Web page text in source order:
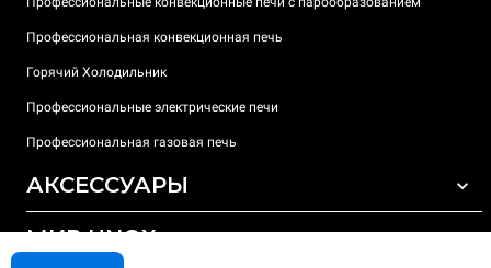
Профессиональная конвекционная печь
Горячий Холодильник
Профессиональные электрические печи
Профессиональная газовая печь
АКСЕССУАРЫ
МИР UNOX